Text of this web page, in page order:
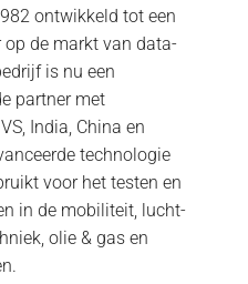
ontwikkeld tot een
op de markt van data-
is nu een
partner met
India, China en
technologie
voor het testen en
in de mobiliteit, lucht-
olie & gas en